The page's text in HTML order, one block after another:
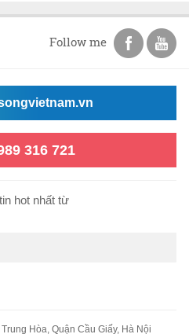
Follow me
316 721
hot nhất từ
Hòa, Quận Cầu Giấy, Hà Nội